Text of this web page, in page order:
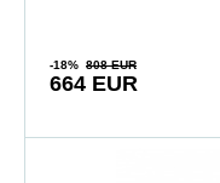
-18% 808 EUR
664 EUR